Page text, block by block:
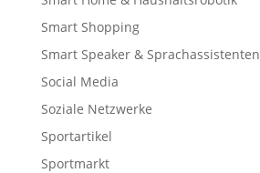
Smart Shopping
Smart Speaker & Sprachassistenten
Social Media
Soziale Netzwerke
Sportartikel
Sportmarkt